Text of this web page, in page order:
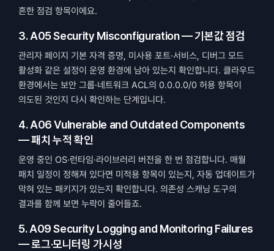
흔한 점검 항목이에요.
3. A05 Security Misconfiguration — 기본값 점검
관리자 페이지 기본 자격 증명, 미사용 포트·서비스, 디버그 모드
활성화 같은 설정이 운영 환경에 남아 있는지 확인합니다. 클라우드
환경에서는 보안 그룹·네트워크 ACL의 0.0.0.0/0 허용 항목이
의도된 것인지 다시 확인하는 단계입니다.
4. A06 Vulnerable and Outdated Components
— 패치 누적 확인
운영 중인 OS·런타임·라이브러리 버전을 한 번 점검합니다. 매월
패치 일정이 정해져 있다면 미적용 항목이 있는지, 자동 업데이트가
막혀 있는 패키지가 있는지 확인합니다. 의존성 스캐닝 도구의
결과를 함께 보면 누락이 줄어들죠.
5. A09 Security Logging and Monitoring Failures
— 로그·모니터링 가시성